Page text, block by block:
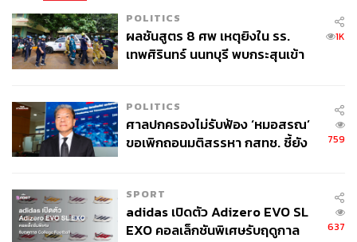
POLITICS
ผลชันสูตร 8 ศพ เหตุยิงใน รร.
เทพศิรินทร์ นนทบุรี พบกระสุนเข้า
1K
POLITICS
ศาลปกครองไม่รับฟ้อง ‘หมอสรณ’
ขอเพิกถอนมติสรรหา กสทช. ชี้ยัง
759
SPORT
adidas เปิดตัว Adizero EVO SL
EXO คอลเล็กชันพิเศษรับฤดูกาล
637